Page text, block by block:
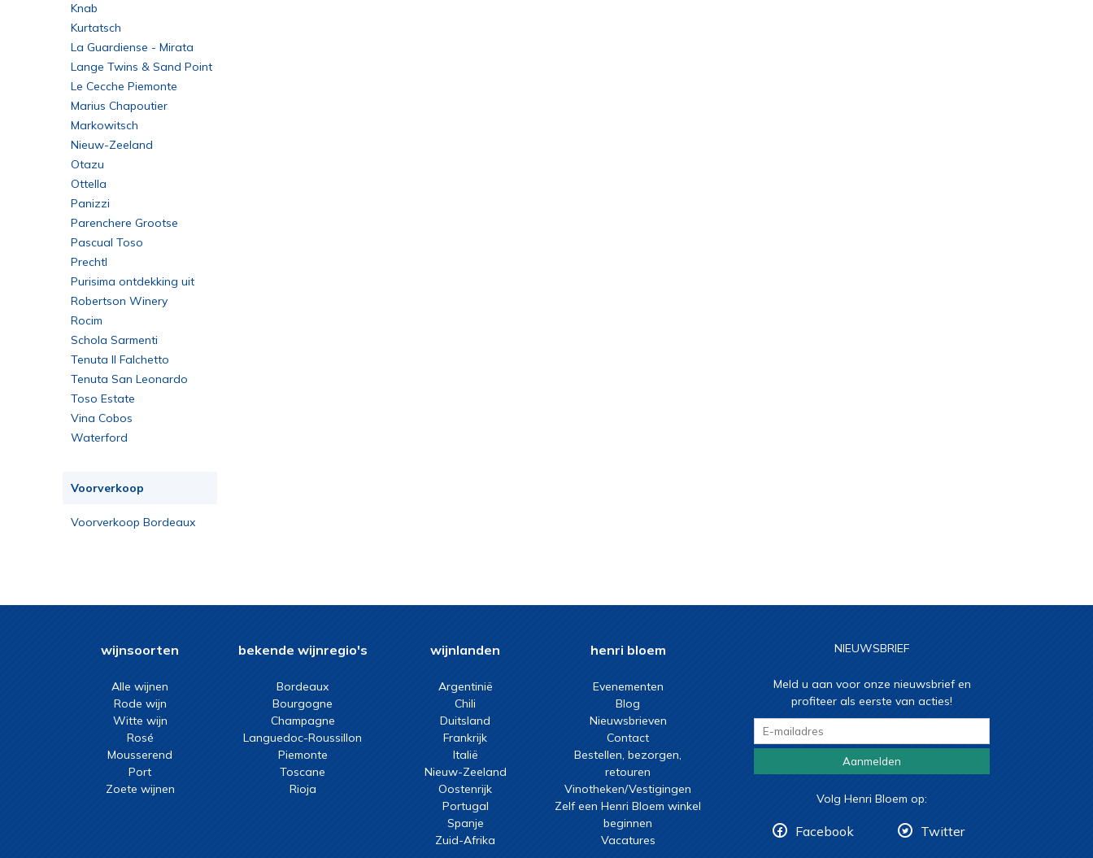
Knab
Kurtatsch
La Guardiense - Mirata
Lange Twins & Sand Point
Le Cecche Piemonte
Marius Chapoutier
Markowitsch
Nieuw-Zeeland
Otazu
Ottella
Panizzi
Parenchere Grootse
Bordeaux
Pascual Toso
Prechtl
Purisima ontdekking uit
Yecla
Robertson Winery
Rocim
Schola Sarmenti
Tenuta Il Falchetto
Tenuta San Leonardo
Toso Estate
Vina Cobos
Waterford
Voorverkoop
Voorverkoop Bordeaux
wijnsoorten
Alle wijnen
Rode wijn
Witte wijn
Rosé
Mousserend
Port
Zoete wijnen
bekende wijnregio's
Bordeaux
Bourgogne
Champagne
Languedoc-Roussillon
Piemonte
Toscane
Rioja
wijnlanden
Argentinië
Chili
Duitsland
Frankrijk
Italië
Nieuw-Zeeland
Oostenrijk
Portugal
Spanje
Zuid-Afrika
henri bloem
Evenementen
Blog
Nieuwsbrieven
Contact
Bestellen, bezorgen,
retouren
Vinotheken/Vestigingen
Zelf een Henri Bloem winkel
beginnen
Vacatures
NIEUWSBRIEF
Meld u aan voor onze nieuwsbrief en
profiteer als eerste van acties!
Aanmelden
Volg Henri Bloem op:
Facebook Twitter